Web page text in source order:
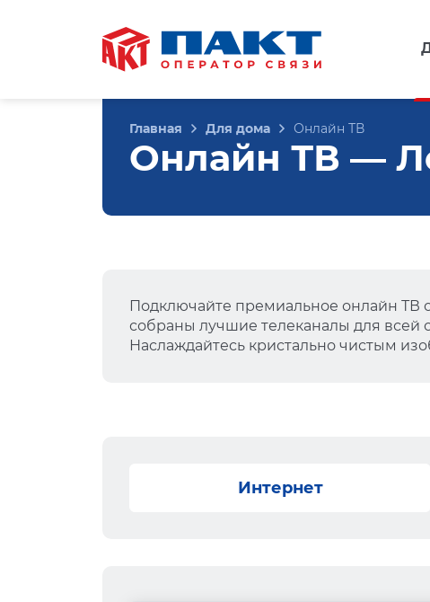
Главная Для дома Онлайн ТВ
Онлайн ТВ —
Подключайте премиальное онлайн ТВ
собраны лучшие телеканалы для всей
Наслаждайтесь кристально чистым
Интернет